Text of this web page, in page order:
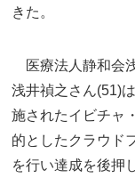
きた。
医療法人静和会
浅井禎之さん(51)
施されたイビチャ
的としたクラウド
を行い達成を後押